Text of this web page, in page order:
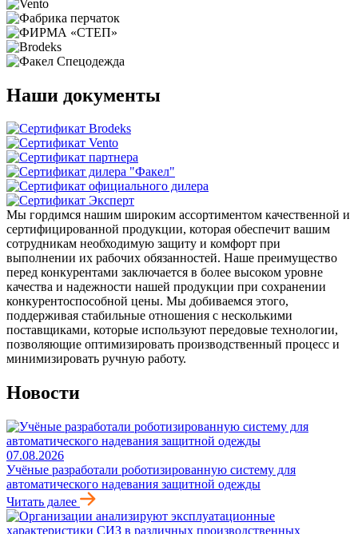
Наши документы
Мы гордимся нашим широким ассортиментом качественной и
сертифицированной продукции, которая обеспечит вашим
сотрудникам необходимую защиту и комфорт при
выполнении их рабочих обязанностей. Наше преимущество
перед конкурентами заключается в более высоком уровне
качества и надежности нашей продукции при сохранении
конкурентоспособной цены. Мы добиваемся этого,
поддерживая стабильные отношения с несколькими
поставщиками, которые используют передовые технологии,
позволяющие оптимизировать производственный процесс и
минимизировать ручную работу.
Новости
07.08.2026
Учёные разработали роботизированную систему для
автоматического надевания защитной одежды
Читать далее